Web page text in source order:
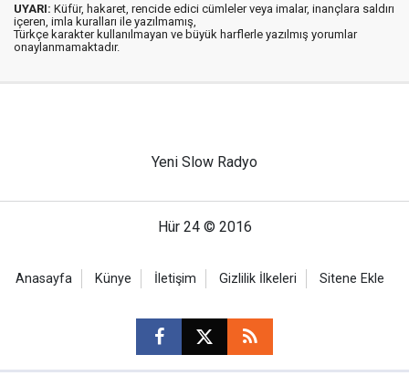
UYARI: Küfür, hakaret, rencide edici cümleler veya imalar, inançlara saldırı
içeren, imla kuralları ile yazılmamış,
Türkçe karakter kullanılmayan ve büyük harflerle yazılmış yorumlar
onaylanmamaktadır.
Yeni Slow Radyo
Hür 24 © 2016
Anasayfa Künye İletişim Gizlilik İlkeleri Sitene Ekle